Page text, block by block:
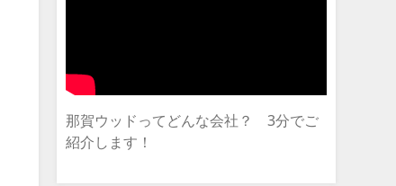
那賀ウッドってどんな会社？ 3分でご
紹介します！